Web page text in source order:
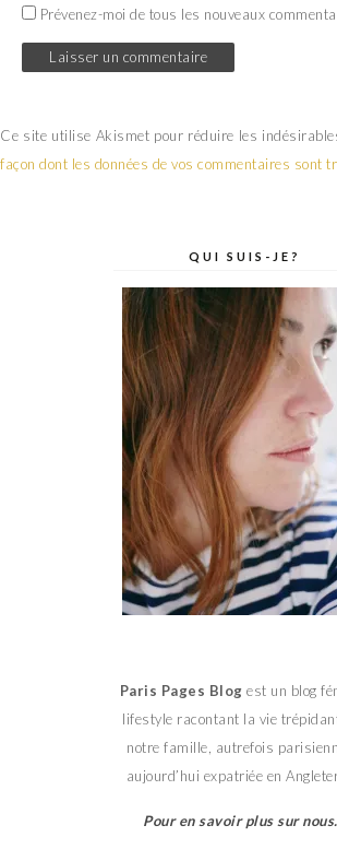
Prévenez-moi de tous les nouveaux
Ce site utilise Akismet pour réduire les
façon dont les données de vos commentaires sont
QUI SUIS-JE?
Paris Pages Blog est un blog
lifestyle racontant la vie
notre famille, autrefois
aujourd’hui expatriée en
Pour en savoir plus sur